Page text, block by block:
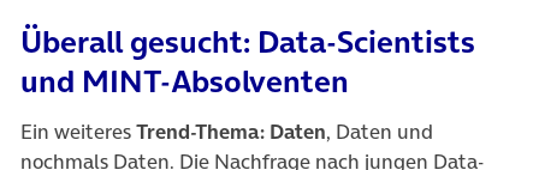
Überall gesucht: Data-Scientists
und MINT-Absolventen
Ein weiteresTrend-Thema: Daten, Daten und
nochmals Daten. Die Nachfrage nach jungen Data-